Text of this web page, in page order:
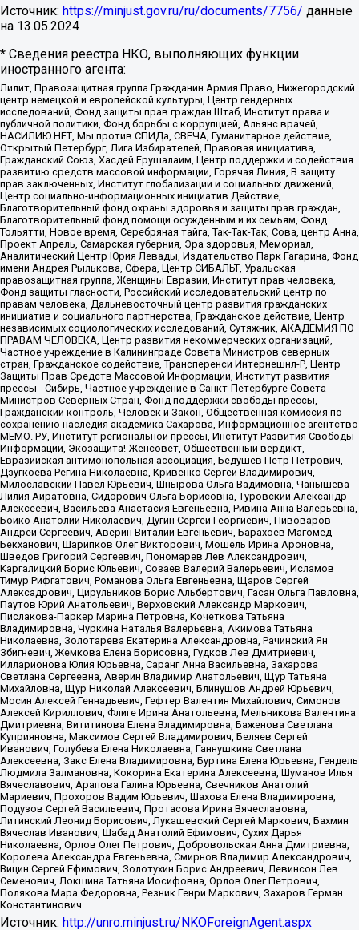
Источник: https://minjust.gov.ru/ru/documents/7756/ данные
на 13.05.2024
* Сведения реестра НКО, выполняющих функции
иностранного агента:
Лилит, Правозащитная группа Гражданин.Армия.Право, Нижегородский
центр немецкой и европейской культуры, Центр гендерных
исследований, Фонд защиты прав граждан Штаб, Институт права и
публичной политики, Фонд борьбы с коррупцией, Альянс врачей,
НАСИЛИЮ.НЕТ, Мы против СПИДа, СВЕЧА, Гуманитарное действие,
Открытый Петербург, Лига Избирателей, Правовая инициатива,
Гражданский Союз, Хасдей Ерушалаим, Центр поддержки и содействия
развитию средств массовой информации, Горячая Линия, В защиту
прав заключенных, Институт глобализации и социальных движений,
Центр социально-информационных инициатив Действие,
Благотворительный фонд охраны здоровья и защиты прав граждан,
Благотворительный фонд помощи осужденным и их семьям, Фонд
Тольятти, Новое время, Серебряная тайга, Так-Так-Так, Сова, центр Анна,
Проект Апрель, Самарская губерния, Эра здоровья, Мемориал,
Аналитический Центр Юрия Левады, Издательство Парк Гагарина, Фонд
имени Андрея Рылькова, Сфера, Центр СИБАЛЬТ, Уральская
правозащитная группа, Женщины Евразии, Институт прав человека,
Фонд защиты гласности, Российский исследовательский центр по
правам человека, Дальневосточный центр развития гражданских
инициатив и социального партнерства, Гражданское действие, Центр
независимых социологических исследований, Сутяжник, АКАДЕМИЯ ПО
ПРАВАМ ЧЕЛОВЕКА, Центр развития некоммерческих организаций,
Частное учреждение в Калининграде Совета Министров северных
стран, Гражданское содействие, Трансперенси Интернешнл-Р, Центр
Защиты Прав Средств Массовой Информации, Институт развития
прессы - Сибирь, Частное учреждение в Санкт-Петербурге Совета
Министров Северных Стран, Фонд поддержки свободы прессы,
Гражданский контроль, Человек и Закон, Общественная комиссия по
сохранению наследия академика Сахарова, Информационное агентство
МЕМО. РУ, Институт региональной прессы, Институт Развития Свободы
Информации, Экозащита!-Женсовет, Общественный вердикт,
Евразийская антимонопольная ассоциация, Бедушев Петр Петрович,
Дзугкоева Регина Николаевна, Кривенко Сергей Владимирович,
Милославский Павел Юрьевич, Шнырова Ольга Вадимовна, Чанышева
Лилия Айратовна, Сидорович Ольга Борисовна, Туровский Александр
Алексеевич, Васильева Анастасия Евгеньевна, Ривина Анна Валерьевна,
Бойко Анатолий Николаевич, Дугин Сергей Георгиевич, Пивоваров
Андрей Сергеевич, Аверин Виталий Евгеньевич, Барахоев Магомед
Бекханович, Шарипков Олег Викторович, Мошель Ирина Ароновна,
Шведов Григорий Сергеевич, Пономарев Лев Александрович,
Каргалицкий Борис Юльевич, Созаев Валерий Валерьевич, Исламов
Тимур Рифгатович, Романова Ольга Евгеньевна, Щаров Сергей
Алексадрович, Цирульников Борис Альбертович, Гасан Ольга Павловна,
Паутов Юрий Анатольевич, Верховский Александр Маркович,
Пислакова-Паркер Марина Петровна, Кочеткова Татьяна
Владимировна, Чуркина Наталья Валерьевна, Акимова Татьяна
Николаевна, Золотарева Екатерина Александровна, Рачинский Ян
Збигневич, Жемкова Елена Борисовна, Гудков Лев Дмитриевич,
Илларионова Юлия Юрьевна, Саранг Анна Васильевна, Захарова
Светлана Сергеевна, Аверин Владимир Анатольевич, Щур Татьяна
Михайловна, Щур Николай Алексеевич, Блинушов Андрей Юрьевич,
Мосин Алексей Геннадьевич, Гефтер Валентин Михайлович, Симонов
Алексей Кириллович, Флиге Ирина Анатольевна, Мельникова Валентина
Дмитриевна, Вититинова Елена Владимировна, Баженова Светлана
Куприяновна, Максимов Сергей Владимирович, Беляев Сергей
Иванович, Голубева Елена Николаевна, Ганнушкина Светлана
Алексеевна, Закс Елена Владимировна, Буртина Елена Юрьевна, Гендель
Людмила Залмановна, Кокорина Екатерина Алексеевна, Шуманов Илья
Вячеславович, Арапова Галина Юрьевна, Свечников Анатолий
Мариевич, Прохоров Вадим Юрьевич, Шахова Елена Владимировна,
Подузов Сергей Васильевич, Протасова Ирина Вячеславовна,
Литинский Леонид Борисович, Лукашевский Сергей Маркович, Бахмин
Вячеслав Иванович, Шабад Анатолий Ефимович, Сухих Дарья
Николаевна, Орлов Олег Петрович, Добровольская Анна Дмитриевна,
Королева Александра Евгеньевна, Смирнов Владимир Александрович,
Вицин Сергей Ефимович, Золотухин Борис Андреевич, Левинсон Лев
Семенович, Локшина Татьяна Иосифовна, Орлов Олег Петрович,
Полякова Мара Федоровна, Резник Генри Маркович, Захаров Герман
Константинович
Источник: http://unro.minjust.ru/NKOForeignAgent.aspx